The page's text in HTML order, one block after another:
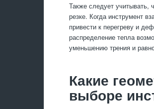
Также следует учитывать,
резке. Когда инструмент
привести к перегреву и
распределение тепла
уменьшению трения и
Какие
выборе